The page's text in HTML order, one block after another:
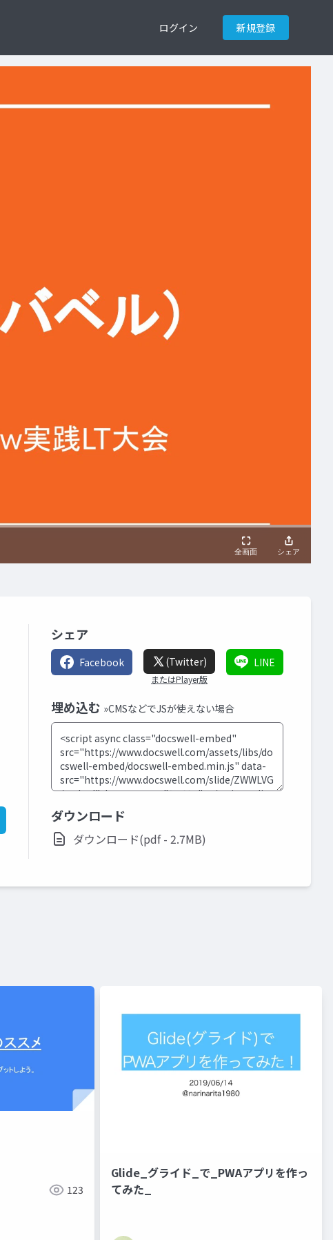
ログイン 新規登録
シェア
Facebook (Twitter)
またはPlayer版
LINE
埋め込む »CMSなどでJSが使えない場合
ダウンロード
ダウンロード(pdf - 2.7MB)
123
Glide_グライド_で_PWAアプリを作っ
てみた_